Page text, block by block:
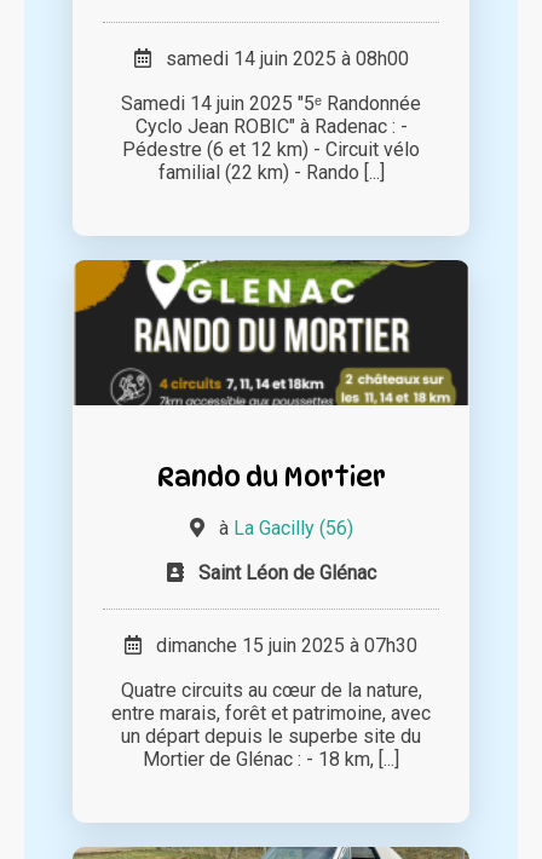
samedi 14 juin 2025 à 08h00
Samedi 14 juin 2025 "5ᵉ Randonnée
Cyclo Jean ROBIC" à Radenac : -
Pédestre (6 et 12 km) - Circuit vélo
familial (22 km) - Rando [...]
Rando du Mortier
à La Gacilly (56)
Saint Léon de Glénac
dimanche 15 juin 2025 à 07h30
Quatre circuits au cœur de la nature,
entre marais, forêt et patrimoine, avec
un départ depuis le superbe site du
Mortier de Glénac : - 18 km, [...]